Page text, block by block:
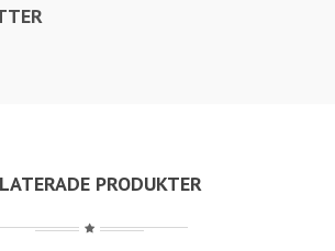
PRODUKTER